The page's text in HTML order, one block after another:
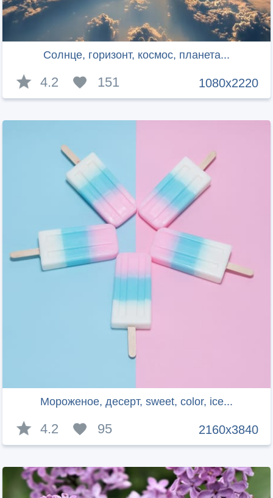
Солнце, горизонт, космос, планета...
1080x2220
4.2 151
Мороженое, десерт, sweet, color, ice...
2160x3840
4.2 95